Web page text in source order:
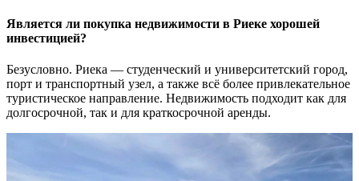
Является ли покупка недвижимости в Риеке хорошей
инвестицией?
Безусловно. Риека — студенческий и университетский город,
порт и транспортный узел, а также всё более привлекательное
туристическое направление. Недвижимость подходит как для
долгосрочной, так и для краткосрочной аренды.